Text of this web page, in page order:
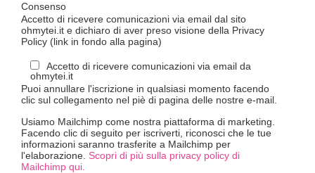
Consenso
Accetto di ricevere comunicazioni via email dal sito
ohmytei.it e dichiaro di aver preso visione della Privacy
Policy (link in fondo alla pagina)
Accetto di ricevere comunicazioni via email da
ohmytei.it
Puoi annullare l'iscrizione in qualsiasi momento facendo
clic sul collegamento nel piè di pagina delle nostre e-mail.
Usiamo Mailchimp come nostra piattaforma di marketing.
Facendo clic di seguito per iscriverti, riconosci che le tue
informazioni saranno trasferite a Mailchimp per
l'elaborazione. Scopri di più sulla privacy policy di
Mailchimp qui.